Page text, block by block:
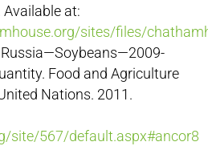
at:
sites/files/
Food and Agriculture
Nations. 2011.
site/567/default.aspx#ancor8